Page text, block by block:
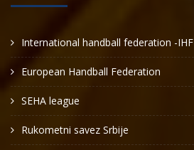
International handball federation -IHF
European Handball Federation
SEHA league
Rukometni savez Srbije